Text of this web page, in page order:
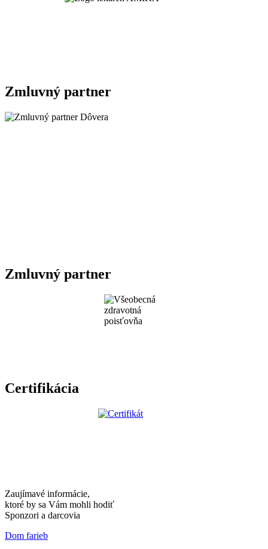
Zmluvný partner
Zmluvný partner
Certifikácia
Zaujímavé informácie,
ktoré by sa Vám mohli hodiť
Sponzori a darcovia
Dom farieb